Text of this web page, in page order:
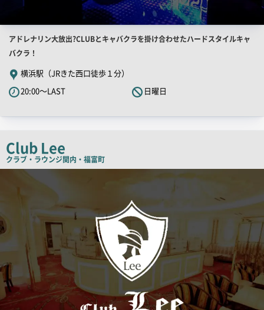
店
舗
PR
キ
ャ
ピ
ー
アドレナリン大放出?CLUBとキャバクラを掛け合わせたハードスタイルキャ
バクラ！
横浜駅（JRきた西口徒歩１分）
20:00～LAST
日曜日
Club Lee
クラブ・ラウンジ関内・福富町
検
一
覧
用
画
像